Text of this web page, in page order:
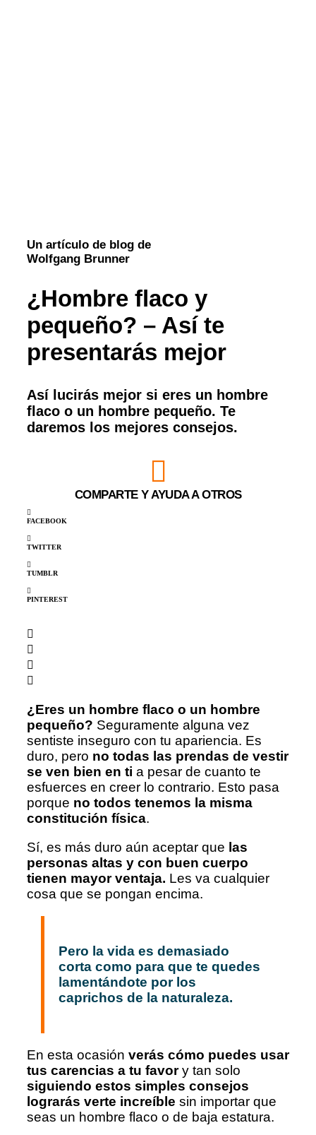
Un artículo de blog de
Wolfgang Brunner
¿Hombre flaco y
pequeño? – Así te
presentarás mejor
Así lucirás mejor si eres un hombre
flaco o un hombre pequeño. Te
daremos los mejores consejos.
COMPARTE Y AYUDA A OTROS
FACEBOOK
TWITTER
TUMBLR
PINTEREST
¿Eres un hombre flaco o un hombre
pequeño? Seguramente alguna vez
sentiste inseguro con tu apariencia. Es
duro, pero no todas las prendas de vestir
se ven bien en ti a pesar de cuanto te
esfuerces en creer lo contrario. Esto pasa
porque no todos tenemos la misma
constitución física.
Sí, es más duro aún aceptar que las
personas altas y con buen cuerpo
tienen mayor ventaja. Les va cualquier
cosa que se pongan encima.
Pero la vida es demasiado
corta como para que te quedes
lamentándote por los
caprichos de la naturaleza.
En esta ocasión verás cómo puedes usar
tus carencias a tu favory tan solo
siguiendo estos simples consejos
lograrás verte increíble sin importar que
seas un hombre flaco o de baja estatura.